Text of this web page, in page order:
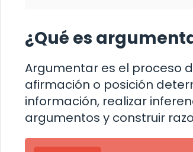
¿Qué es
Argumentar es el proceso
afirmación o posición
información, realizar
argumentos y construir